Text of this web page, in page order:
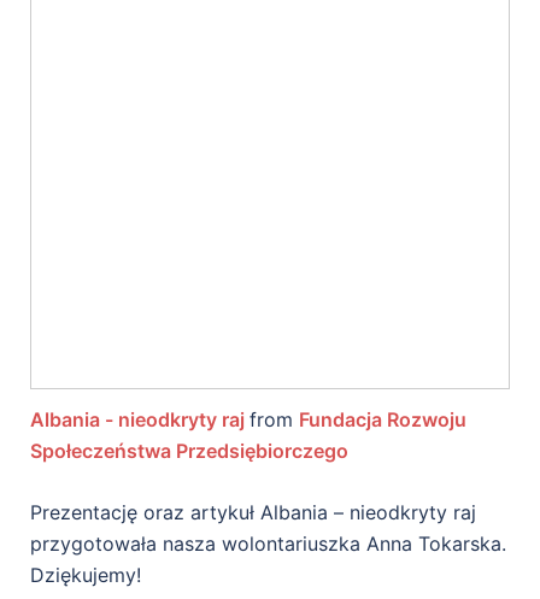
Albania - nieodkryty raj from Fundacja Rozwoju
Społeczeństwa Przedsiębiorczego
Prezentację oraz artykuł Albania – nieodkryty raj
przygotowała nasza wolontariuszka Anna Tokarska.
Dziękujemy!